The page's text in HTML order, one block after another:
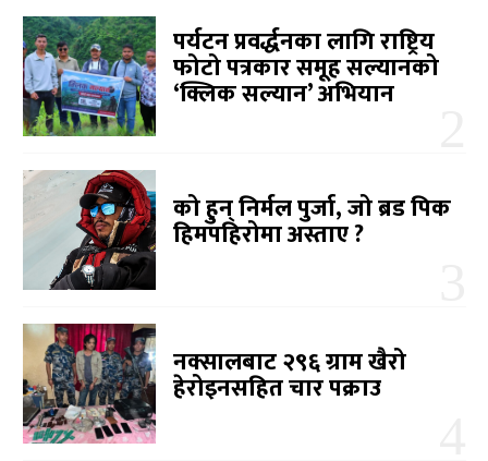
पर्यटन प्रवर्द्धनका लागि राष्ट्रिय
फोटो पत्रकार समूह सल्यानको
‘क्लिक सल्यान’ अभियान
को हुन् निर्मल पुर्जा, जो ब्रड पिक
हिमपहिरोमा अस्ताए ?
नक्सालबाट २९६ ग्राम खैरो
हेरोइनसहित चार पक्राउ